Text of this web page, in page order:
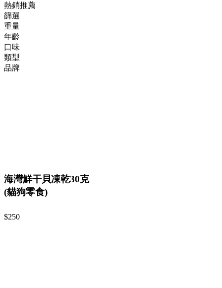
熱銷推薦
篩選
重量
年齡
口味
類型
品牌
海灣鮮干貝凍乾30克
(貓狗零食)
$250